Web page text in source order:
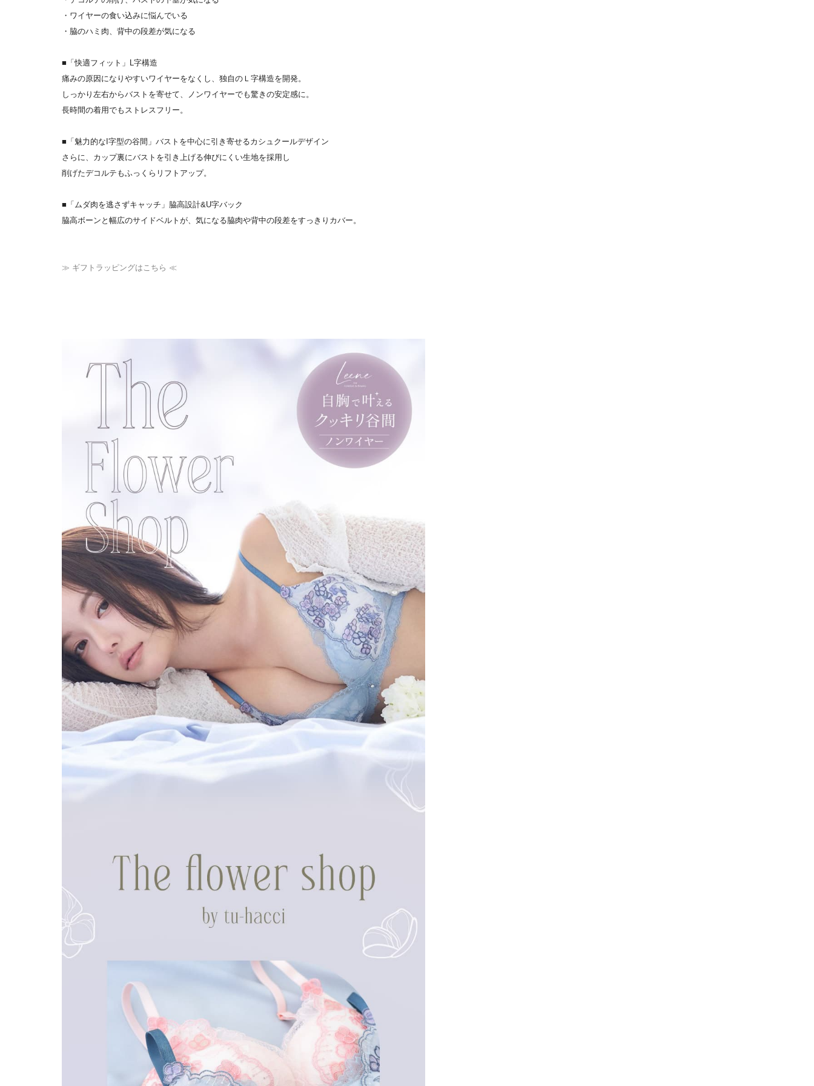
・ワイヤーの食い込みに悩んでいる
・脇のハミ肉、背中の段差が気になる
■「快適フィット」L字構造
痛みの原因になりやすいワイヤーをなくし、独自のＬ字構造を開発。
しっかり左右からバストを寄せて、ノンワイヤーでも驚きの安定感に。
長時間の着用でもストレスフリー。
■「魅力的なI字型の谷間」バストを中心に引き寄せるカシュクールデザイン
さらに、カップ裏にバストを引き上げる伸びにくい生地を採用し
削げたデコルテもふっくらリフトアップ。
■「ムダ肉を逃さずキャッチ」脇高設計&U字バック
脇高ボーンと幅広のサイドベルトが、気になる脇肉や背中の段差をすっきりカバー。
≫ ギフトラッピングはこちら ≪